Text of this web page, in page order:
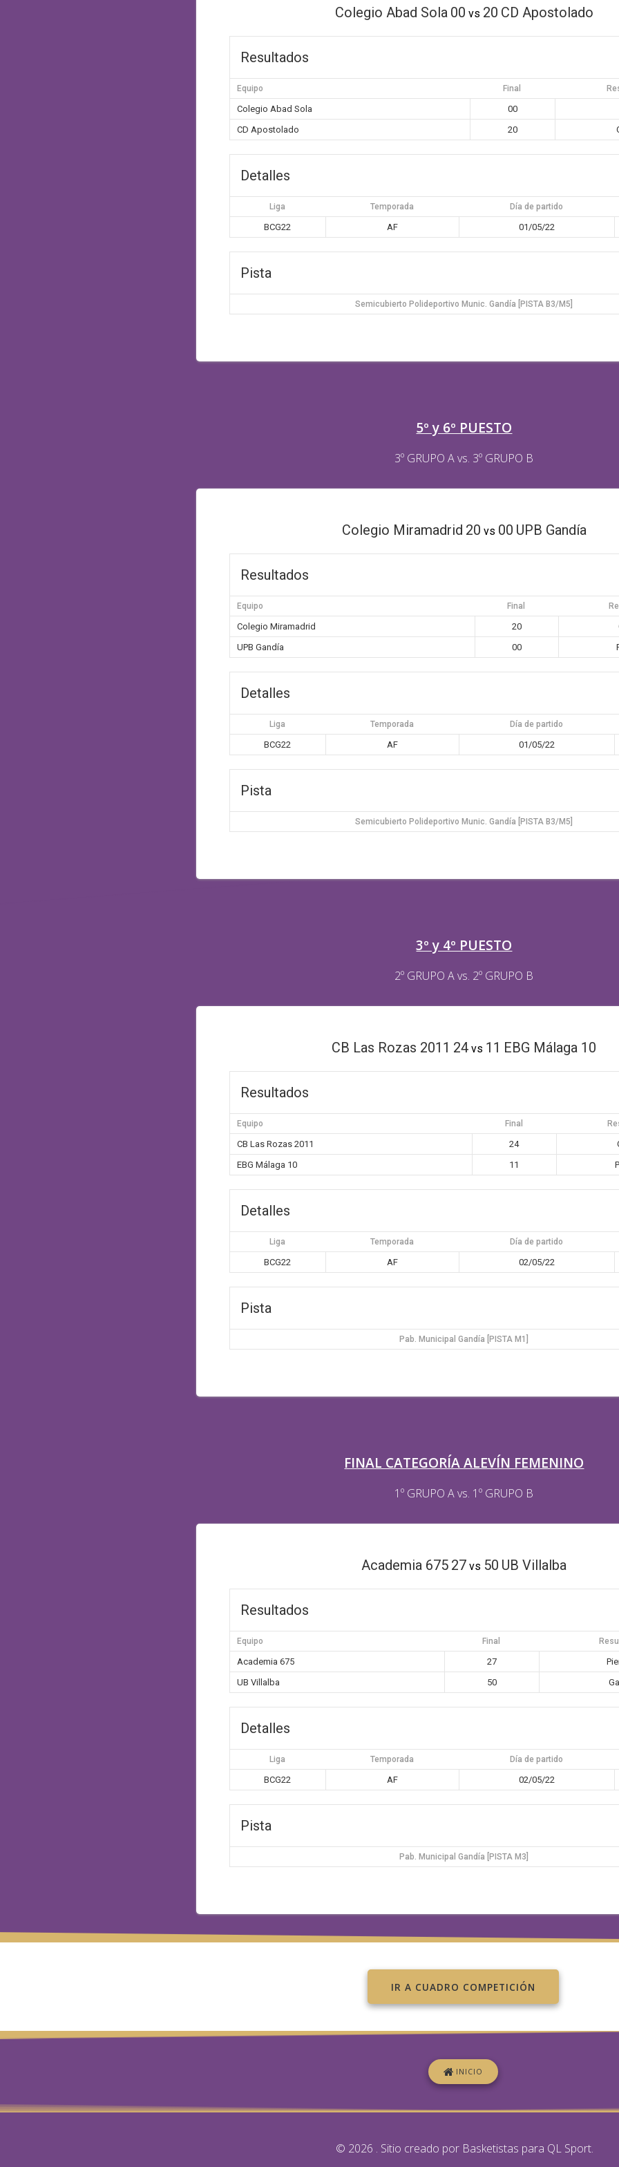
Colegio Abad Sola 00 vs 20 CD Apostolado
Resultados
Equipo Final
Colegio Abad Sola
00
CD Apostolado
20
Detalles
Liga Temporada Día de partido
BCG22 AF 01/05/22
Pista
Semicubierto Polideportivo Munic. Gandía [PISTA B3/M5]
5º y 6º PUESTO
3º GRUPO A vs. 3º GRUPO B
Colegio Miramadrid 20 vs 00 UPB Gandía
Resultados
Equipo Final
Colegio Miramadrid 20
UPB Gandía
00
Detalles
Liga Temporada Día de partido
BCG22 AF 01/05/22
Pista
Semicubierto Polideportivo Munic. Gandía [PISTA B3/M5]
3º y 4º PUESTO
2º GRUPO A vs. 2º GRUPO B
CB Las Rozas 2011 24 vs 11 EBG Málaga 10
Resultados
Equipo Final
CB Las Rozas 2011 24
EBG Málaga 10
11
Detalles
Liga Temporada Día de partido
BCG22 AF 02/05/22
Pista
Pab. Municipal Gandía [PISTA M1]
FINAL CATEGORÍA ALEVÍN FEMENINO
1º GRUPO A vs. 1º GRUPO B
Academia 675 27 vs 50 UB Villalba
Resultados
Equipo Final
Academia 675 27
UB Villalba
50
Detalles
Liga Temporada Día de partido
BCG22 AF 02/05/22
Pista
Pab. Municipal Gandía [PISTA M3]
IR A CUADRO COMPETICIÓN
INICIO
© 2026 . Sitio creado por Basketistas para QL Sport.